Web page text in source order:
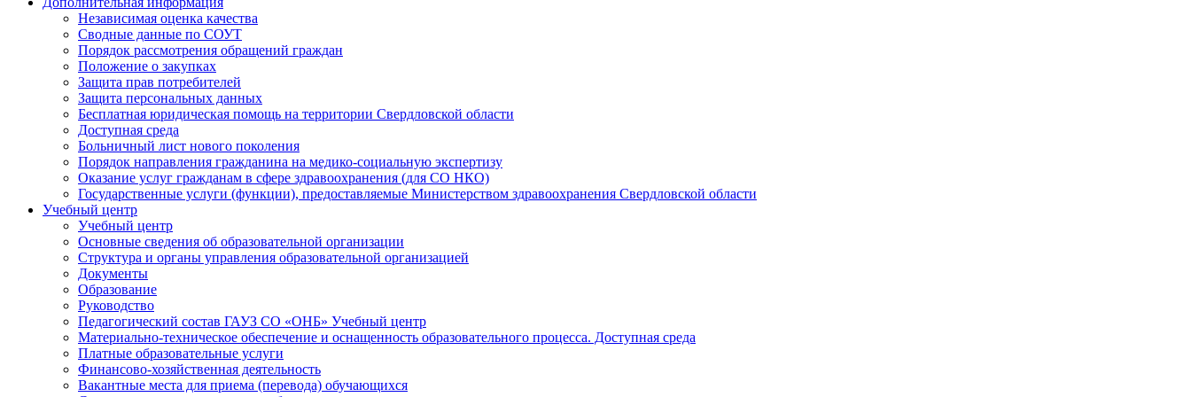
Независимая оценка качества
Сводные данные по СОУТ
Порядок рассмотрения обращений граждан
Положение о закупках
Защита прав потребителей
Защита персональных данных
Бесплатная юридическая помощь на территории Свердловской области
Доступная среда
Больничный лист нового поколения
Порядок направления гражданина на медико-социальную экспертизу
Оказание услуг гражданам в сфере здравоохранения (для СО НКО)
Государственные услуги (функции), предоставляемые Министерством здравоохранения Свердловской области
Учебный центр
Учебный центр
Основные сведения об образовательной организации
Структура и органы управления образовательной организацией
Документы
Образование
Руководство
Педагогический состав ГАУЗ СО «ОНБ» Учебный центр
Материально-техническое обеспечение и оснащенность образовательного процесса. Доступная среда
Платные образовательные услуги
Финансово-хозяйственная деятельность
Вакантные места для приема (перевода) обучающихся